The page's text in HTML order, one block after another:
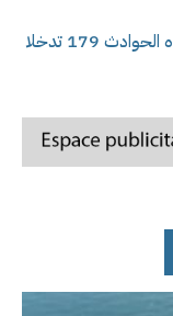
و بلغ عدد تدخلات ذات المصالح على إثر هذه الحوادث 179 تدخلا